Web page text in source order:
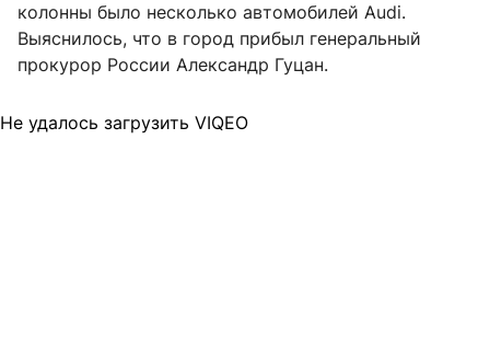
колонны было несколько автомобилей Audi.
Выяснилось, что в город прибыл генеральный
прокурор России Александр Гуцан.
Не удалось загрузить VIQEO